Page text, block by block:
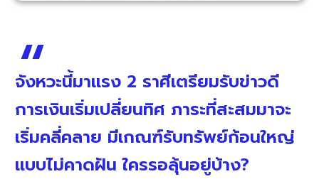
จังหวะนี้มาแรง 2 ราศีเตรียมรับข่าวดี
การเงินเริ่มเปลี่ยนทิศ ภาระที่สะสมมาจะ
เริ่มคลี่คลาย มีเกณฑ์รับทรัพย์ก้อนใหญ่
แบบไม่คาดฝัน ใครรอลุ้นอยู่บ้าง?